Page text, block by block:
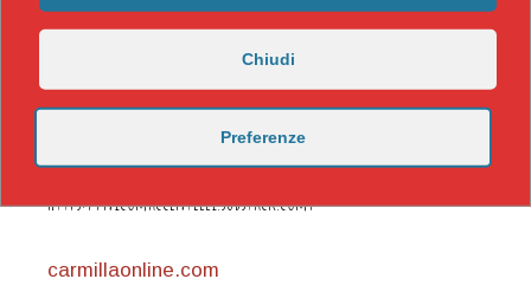
https://nicomaccentelli.substack.com/
carmillaonline.com
Chiudi
Preferenze